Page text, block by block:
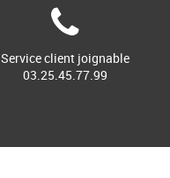
Service client joignable
03.25.45.77.99